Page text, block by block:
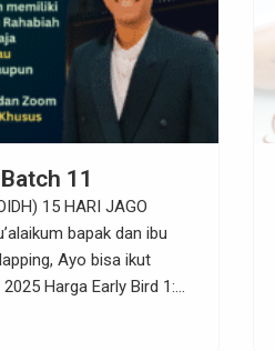
11
15 HARI JAGO
bapak dan ibu
Ayo bisa ikut
Harga Early Bird 1:
200 ribu) PENTING:
Jum’at, 22 Agustus